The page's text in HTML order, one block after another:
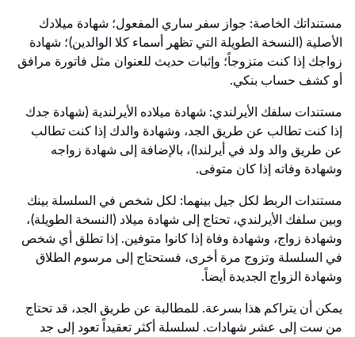
مستنداتك الخاصة: جواز سفر ساري المفعول؛ شهادة ميلادك
الأصلية (النسخة الطويلة التي تظهر أسماء كلا الوالدين)؛ شهادة
زواجك إذا كنت متزوجاً؛ وإثبات حديث للعنوان مثل فاتورة مرافق
أو كشف حساب بنكي.
مستندات سلفك الأيرلندي: شهادة ميلاده الأيرلندية (شهادة جدك
إذا كنت تطالب عن طريق الجد، وشهادة والدك إذا كنت تطالب
عن طريق والد ولد في أيرلندا)، بالإضافة إلى شهادة زواجه
وشهادة وفاته إذا كان متوفى.
مستندات الربط لكل جيل بينهما: لكل شخص في السلسلة بينك
وبين سلفك الأيرلندي، تحتاج إلى شهادة ميلاد (النسخة الطويلة)،
وشهادة زواج، وشهادة وفاة إذا كانوا متوفين. إذا تطلق أي شخص
في السلسلة وتزوج مرة أخرى، فستحتاج إلى مرسوم الطلاق
وشهادة الزواج الجديدة أيضاً.
يمكن أن يتراكم هذا بسرعة. للمطالبة عن طريق الجد، قد تحتاج
من ست إلى عشر شهادات. لسلسلة أكثر تعقيداً تعود إلى جد